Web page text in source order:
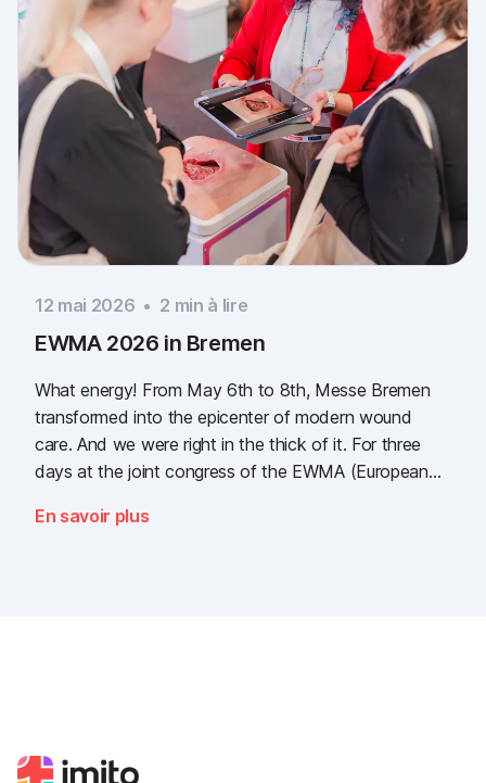
12 mai 2026 • 2 min à lire
EWMA 2026 in Bremen
What energy! From May 6th to 8th, Messe Bremen
transformed into the epicenter of modern wound
care. And we were right in the thick of it. For three
days at the joint congress of the EWMA (European
(German Wound Congress), we showcased what the
En savoir plus